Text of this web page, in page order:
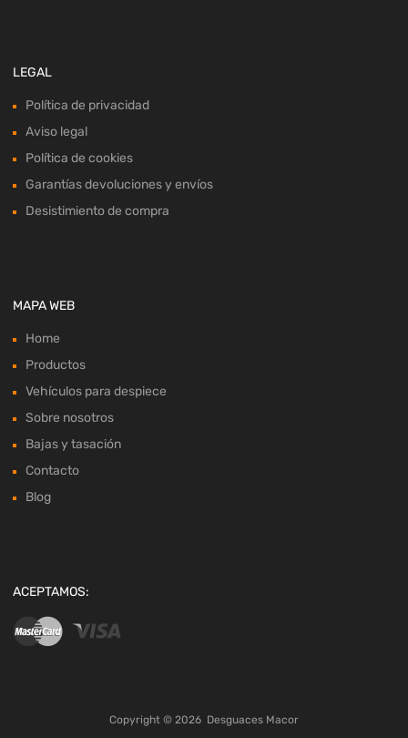
LEGAL
Política de privacidad
Aviso legal
Política de cookies
Garantías devoluciones y envíos
Desistimiento de compra
MAPA WEB
Home
Productos
Vehículos para despiece
Sobre nosotros
Bajas y tasación
Contacto
Blog
ACEPTAMOS:
Copyright © 2026 Desguaces Macor